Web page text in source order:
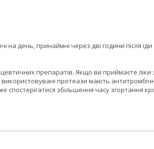
день, принаймні через дві години після
препаратів. Якщо ви приймаєте ліки
протеази мають
збільшення часу згортання